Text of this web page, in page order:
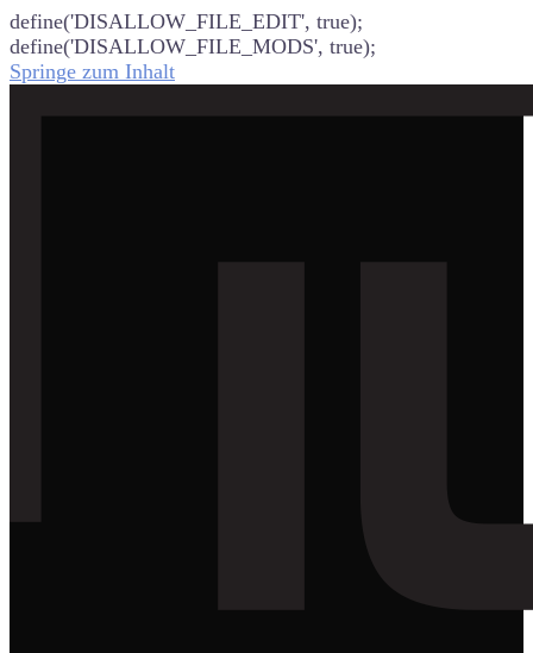
define('DISALLOW_FILE_EDIT', true);
define('DISALLOW_FILE_MODS', true);
Springe zum Inhalt